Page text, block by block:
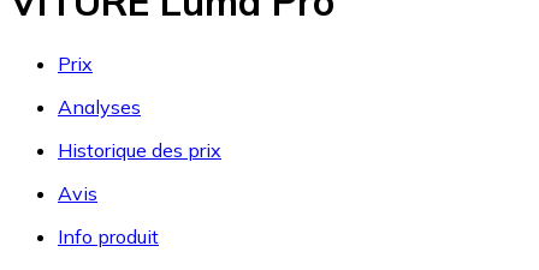
Prix
Analyses
Historique des prix
Avis
Info produit